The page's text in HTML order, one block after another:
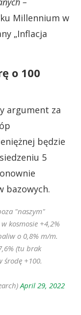
Millennium w
„Inflacja
o 100
argument za
będzie
5
bazowych.
"naszym"
kosmosie +4,2%
o 0,8% m/m.
(tu brak
środę +100.
April 29, 2022